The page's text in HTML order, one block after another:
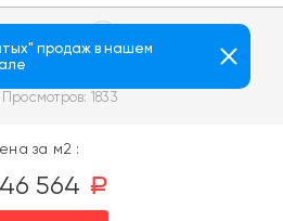
Просмотров: 1833
за м2 :
564 a
продаж в нашем